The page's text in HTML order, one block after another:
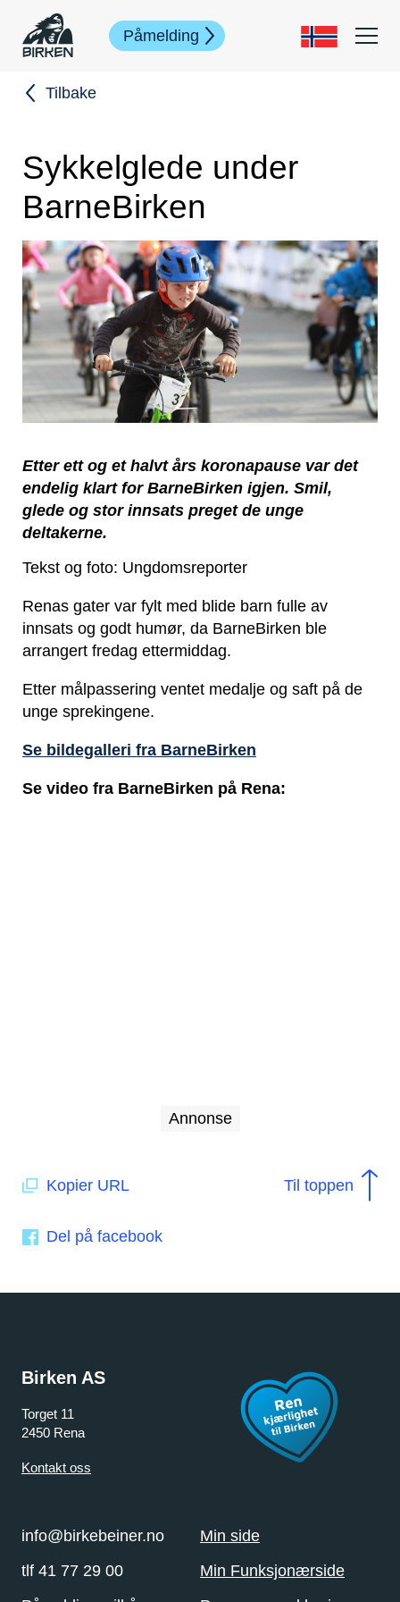
Påmelding
Tilbake
Sykkelglede under
BarneBirken
Etter ett og et halvt års koronapause var det
endelig klart for BarneBirken igjen. Smil,
glede og stor innsats preget de unge
deltakerne.
Tekst og foto: Ungdomsreporter
Renas gater var fylt med blide barn fulle av
innsats og godt humør, da BarneBirken ble
arrangert fredag ettermiddag.
Etter målpassering ventet medalje og saft på de
unge sprekingene.
Se bildegalleri fra BarneBirken
Se video fra BarneBirken på Rena:
Annonse
Kopier URL
Del på facebook
Til toppen
Birken AS
Torget 11
2450 Rena
Kontakt oss
info@birkebeiner.no
tlf 41 77 29 00
Min side
Min Funksjonærside